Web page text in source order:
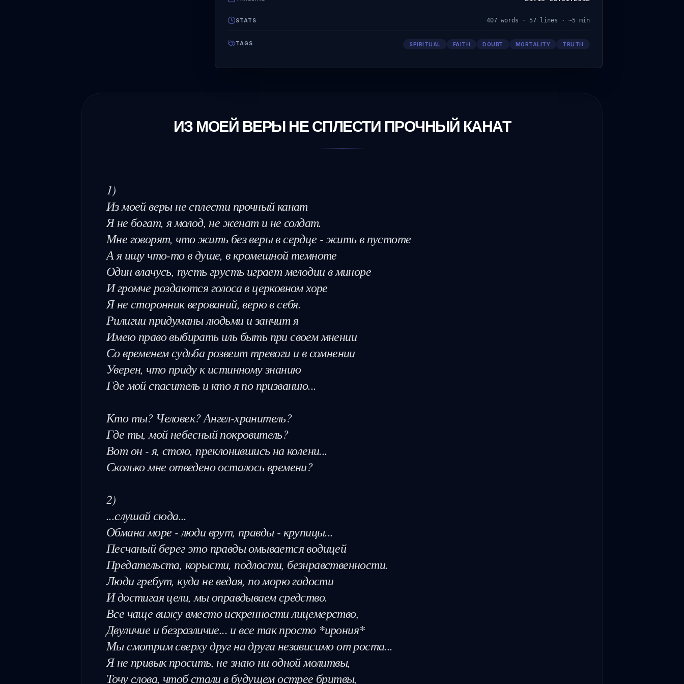
STATS 407words · 57lines · ~5min
TAGS SPIRITUAL FAITH DOUBT MORTALITY TRUTH
ИЗ МОЕЙ ВЕРЫ НЕ СПЛЕСТИ ПРОЧНЫЙ КАНАТ
1)
Из моей веры не сплести прочный канат
Я не богат, я молод, не женат и не солдат.
Мне говорят, что жить без веры в сердце - жить в пустоте
А я ищу что-то в душе, в кромешной темноте
Один влачусь, пусть грусть играет мелодии в миноре
И громче роздаются голоса в церковном хоре
Я не сторонник верований, верю в себя.
Рилигии придуманы людьми и занчит я
Имею право выбирать иль быть при своем мнении
Со временем судьба розвеит тревоги и в сомнении
Уверен, что приду к истинному знанию
Где мой спаситель и кто я по призванию...
Кто ты? Человек? Ангел-хранитель?
Где ты, мой небесный покровитель?
Вот он - я, стою, преклонившись на колени...
Сколько мне отведено осталось времени?
2)
...слушай сюда...
Обмана море - люди врут, правды - крупицы...
Песчаный берег это правды омывается водицей
Предательста, корысти, подлости, безнравственности.
Люди гребут, куда не ведая, по морю гадости
И достигая цели, мы оправдываем средство.
Все чаще вижу вместо искренности лицемерство,
Двуличие и безразличие... и все так просто *ирония*
Мы смотрим сверху друг на друга независимо от роста...
Я не привык просить, не знаю ни одной молитвы,
Точу слова, чтоб стали в будущем острее бритвы,